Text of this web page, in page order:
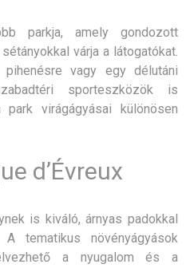
parkja, amely gondozott
várja a látogatókat.
vagy egy délutáni
sporteszközök is
virágágyásai különösen
d’Évreux
is kiváló, árnyas padokkal
tematikus növényágyások
a nyugalom és a